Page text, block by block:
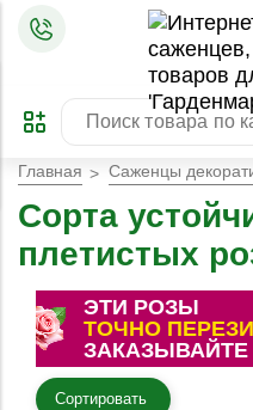
ПРЕДЗАКАЗ
ЛУЧШЕЕ
Главная Саженцы
Сорта
плетистых
ЭТИ РОЗЫ
ТОЧНО
ЗАКАЗЫВАЙТЕ
Сортировать